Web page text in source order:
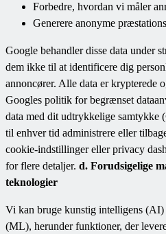
Forbedre, hvordan vi måler
Generere anonyme
Google behandler disse data under
dem ikke til at identificere dig
annoncører. Alle data er krypterede
Googles politik for begrænset
data med dit udtrykkelige samtykke
til enhver tid administrere eller
cookie-indstillinger eller privacy
for flere detaljer. d. Forudsigelige
teknologier
Vi kan bruge kunstig intelligens
(ML), herunder funktioner, der